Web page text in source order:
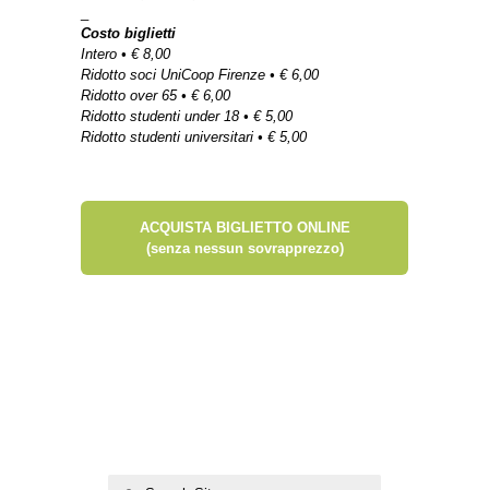
Costo biglietti
Intero • € 8,00
Ridotto soci UniCoop Firenze • € 6,00
Ridotto over 65 • € 6,00
Ridotto studenti under 18 • € 5,00
Ridotto studenti universitari • € 5,00
ACQUISTA BIGLIETTO ONLINE
(senza nessun sovrapprezzo)